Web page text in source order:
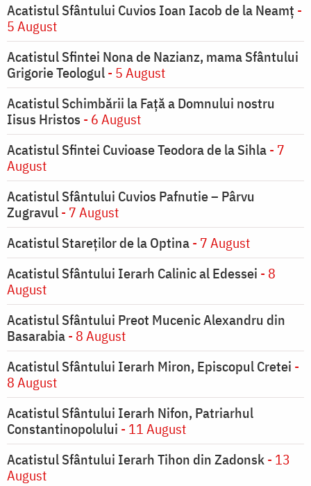
Acatistul Sfântului Cuvios Ioan Iacob de la Neamț -
5 August
Acatistul Sfintei Nona de Nazianz, mama Sfântului
Grigorie Teologul- 5 August
Acatistul Schimbării la Faţă a Domnului nostru
Iisus Hristos - 6 August
Acatistul Sfintei Cuvioase Teodora de la Sihla- 7
August
Acatistul Sfântului Cuvios Pafnutie – Pârvu
Zugravul- 7 August
Acatistul Stareţilor de la Optina- 7 August
Acatistul Sfântului Ierarh Calinic al Edessei - 8
August
Acatistul Sfântului Preot Mucenic Alexandru din
Basarabia- 8 August
Acatistul Sfântului Ierarh Miron, Episcopul Cretei -
8 August
Acatistul Sfântului Ierarh Nifon, Patriarhul
Constantinopolului - 11 August
Acatistul Sfântului Ierarh Tihon din Zadonsk- 13
August